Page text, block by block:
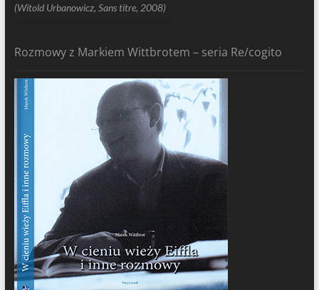
(Witold Urbanowicz, Sans titre, 2008)
Rozmowy z Markiem Wittbrotem – seria Re/cogito